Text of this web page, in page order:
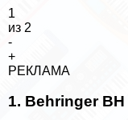
1
из 2
-
+
РЕКЛАМА
1. Behringer BH